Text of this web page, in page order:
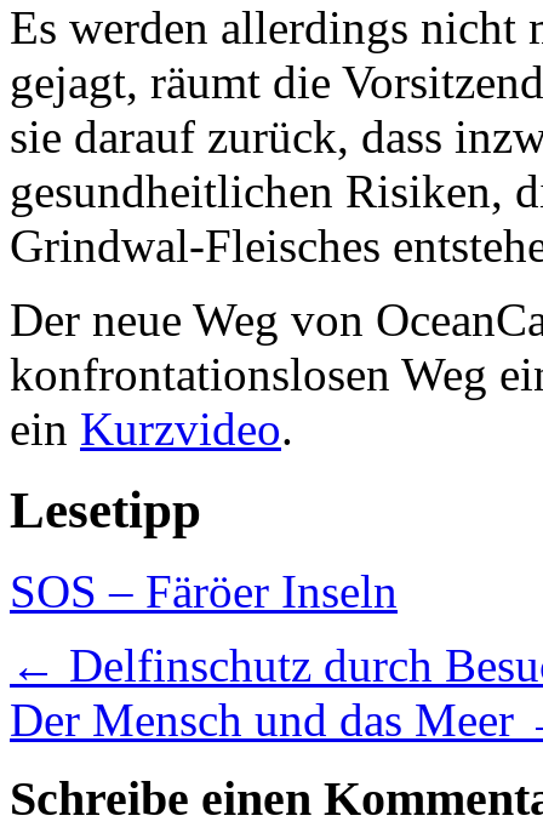
Es werden allerdings nicht
gejagt, räumt die
sie darauf zurück, dass
gesundheitlichen Risiken,
Grindwal-Fleisches
Der neue Weg von
konfrontationslosen Weg
ein Kurzvideo.
Lesetipp
SOS – Färöer Inseln
← Delfinschutz durch
Der Mensch und das Meer
Schreibe einen